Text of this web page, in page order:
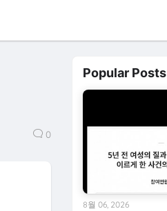
0
Popular Posts
8월 06, 2026